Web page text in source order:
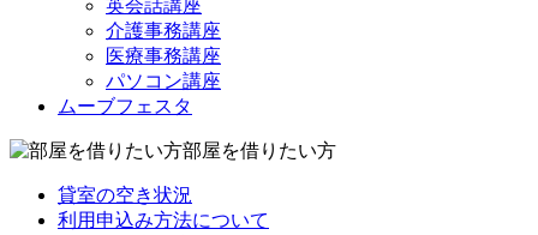
英会話講座
介護事務講座
医療事務講座
パソコン講座
ムーブフェスタ
部屋を借りたい方
貸室の空き状況
利用申込み方法について